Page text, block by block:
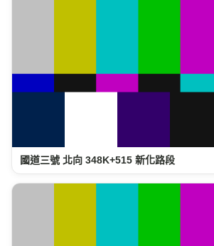
國道三號 北向 348K+515 新化路段